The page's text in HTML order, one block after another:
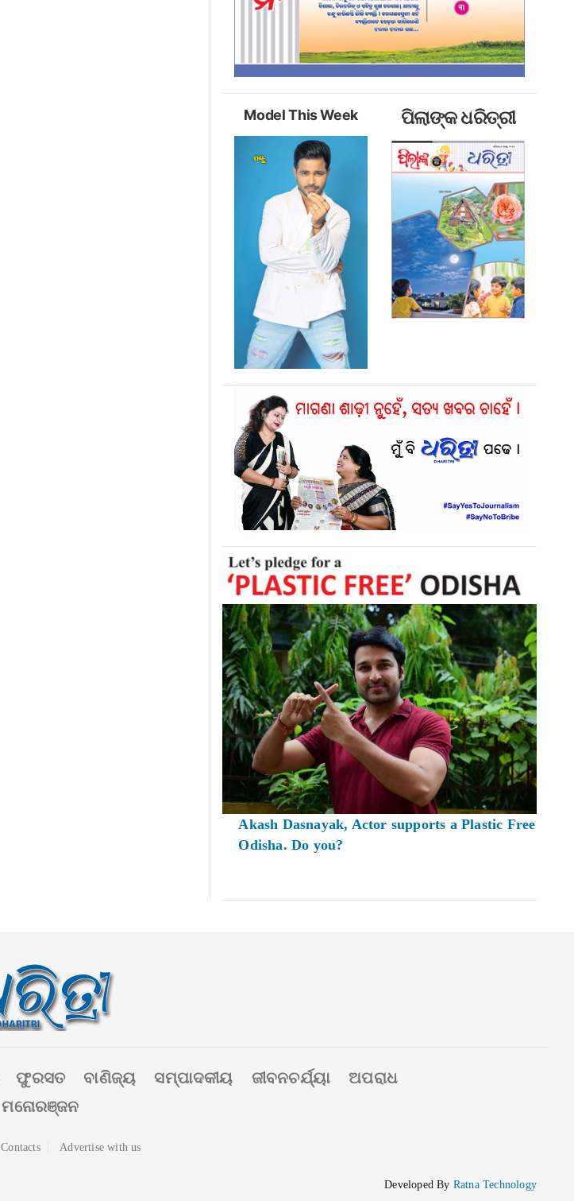
Model This Week ପିଲାଙ୍କ ଧରିତ୍ରୀ
Akash Dasnayak, Actor supports a Plastic Free
Odisha. Do you?
ଫୁରସତ ବାଣିଜ୍ୟ ସମ୍ପାଦକୀୟ ଜୀବନଚର୍ଯ୍ୟା
ଅପରାଧ
ମନୋରଞ୍ଜନ
Contacts Advertise with us
Developed By Ratna Technology